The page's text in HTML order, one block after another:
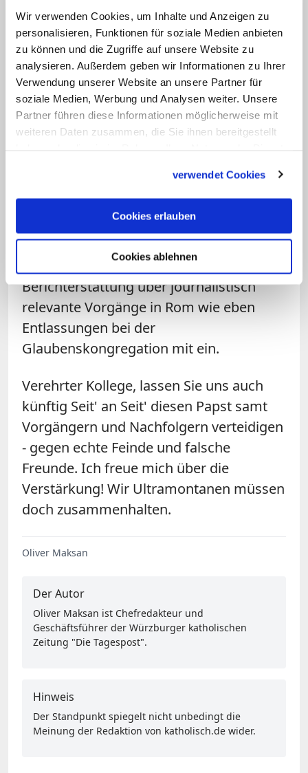
Wir verwenden Cookies, um Inhalte und Anzeigen zu
personalisieren, Funktionen für soziale Medien anbieten
zu können und die Zugriffe auf unsere Website zu
analysieren. Außerdem geben wir Informationen zu Ihrer
Verwendung unserer Website an unsere Partner für
soziale Medien, Werbung und Analysen weiter. Unsere
Partner führen diese Informationen möglicherweise mit
weiteren Daten zusammen, die Sie ihnen bereitgestellt
verwendet Cookies
Cookies erlauben
Cookies ablehnen
haben, dass wir grundsätzlich papsttreu
sind, auch dem 265. Nachfolger des
heiligen Petrus gegenüber. Bei
besonderen Initiativen - dem Jahr der
Barmherzigkeit beispielsweise - kommen
wir sogar ins Schwärmen. Immer aber
begleiten wir auch diesen Pontifikat mit
"eitle Altpapst" (O-Ton Seiterich) hat dies
gleich nochmal gesagt? -, ohne den es
kein Verstehen gibt. Das schließt die
kritische Einordnung einzelner
Handlungen nicht aus, immer aber die
Berichterstattung über journalistisch
relevante Vorgänge in Rom wie eben
Entlassungen bei der
Glaubenskongregation mit ein.
Verehrter Kollege, lassen Sie uns auch
künftig Seit' an Seit' diesen Papst samt
Vorgängern und Nachfolgern verteidigen
- gegen echte Feinde und falsche
Freunde. Ich freue mich über die
Verstärkung! Wir Ultramontanen müssen
doch zusammenhalten.
Oliver Maksan
Der Autor
Oliver Maksan ist Chefredakteur und
Geschäftsführer der Würzburger katholischen
Zeitung "Die Tagespost".
Hinweis
Der Standpunkt spiegelt nicht unbedingt die
Meinung der Redaktion von katholisch.de wider.